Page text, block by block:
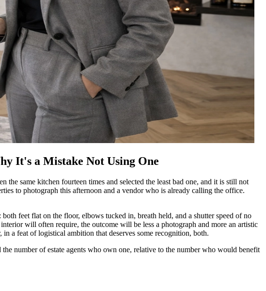
same kitchen fourteen times and selected the least bad one, and it is still not
to photograph this afternoon and a vendor who is already calling the office.
feet flat on the floor, elbows tucked in, breath held, and a shutter speed of no
will often require, the outcome will be less a photograph and more an artistic
number of estate agents who own one, relative to the number who would benefit